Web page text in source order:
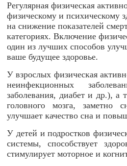
Регулярная физическая
физическому и психическому
на снижение показателей
категориях. Включение
один из лучших способов
ваше будущее здоровье.
У взрослых физическая
неинфекционных
заболевания, диабет и др.), а
головного мозга, заметно
улучшает качество сна и
У детей и подростков
системы, способствует
стимулирует моторное и